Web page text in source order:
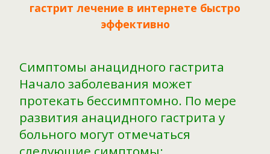
гастрит лечение в интернете быстро
эффективно
Симптомы анацидного гастрита
Начало заболевания может
протекать бессимптомно. По мере
развития анацидного гастрита у
больного могут отмечаться